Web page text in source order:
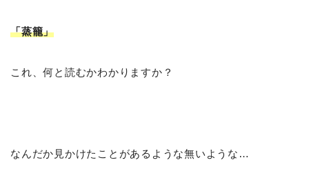
「蒸籠」
これ、何と読むかわかりますか？
なんだか見かけたことがあるような無いような…